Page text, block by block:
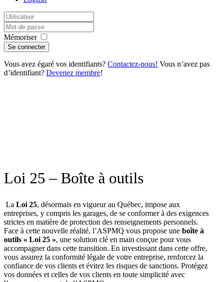
Mémoriser
Vous avez égaré vos identifiants? Contactez-nous! Vous n’avez pas
d’identifiant? Devenez membre!
Loi 25 – Boîte à outils
La Loi 25, désormais en vigueur au Québec, impose aux
entreprises, y compris les garages, de se conformer à des exigences
strictes en matière de protection des renseignements personnels.
Face à cette nouvelle réalité, l’ASPMQ vous propose une boîte à
outils « Loi 25 », une solution clé en main conçue pour vous
accompagner dans cette transition. En investissant dans cette offre,
vous assurez la conformité légale de votre entreprise, renforcez la
confiance de vos clients et évitez les risques de sanctions. Protégez
vos données et celles de vos clients en toute simplicité avec